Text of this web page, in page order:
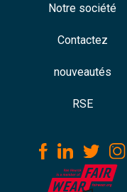
Notre société
Contactez
nouveautés
RSE